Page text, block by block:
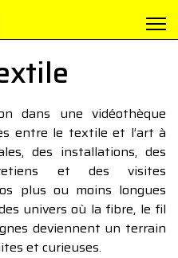
dans une vidéothèque
entre le textile et l’art à
des installations, des
et des visites
plus ou moins longues
univers où la fibre, le fil
deviennent un terrain
et curieuses.